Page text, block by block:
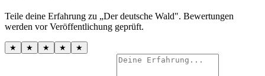
Teile deine Erfahrung zu „Der deutsche Wald". Bewertungen
werden vor Veröffentlichung geprüft.
★ ★ ★ ★ ★